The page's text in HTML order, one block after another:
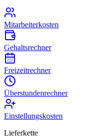
Mitarbeiterkosten
Gehaltsrechner
Freizeitrechner
Überstundenrechner
Einstellungskosten
Lieferkette